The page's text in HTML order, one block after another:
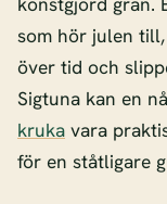
som hör julen
över tid och
Sigtuna kan en
kruka vara
för en ståtligare